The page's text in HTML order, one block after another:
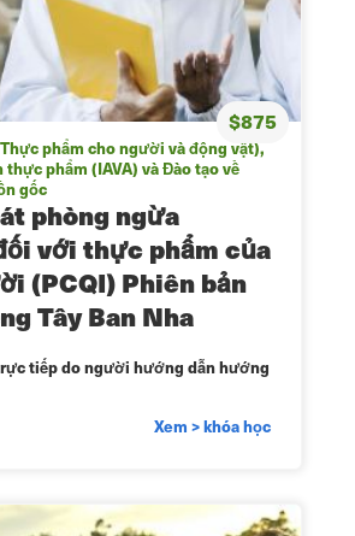
$875
phẩm cho người và động vật),
thực phẩm (IAVA) và Đào tạo về
gốc
phòng ngừa
với thực phẩm của
(PCQI) Phiên bản
Tây Ban Nha
tiếp do người hướng dẫn hướng
Xem > khóa học